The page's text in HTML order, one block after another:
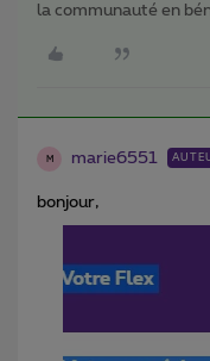
la communauté en
M marie6551
bonjour,